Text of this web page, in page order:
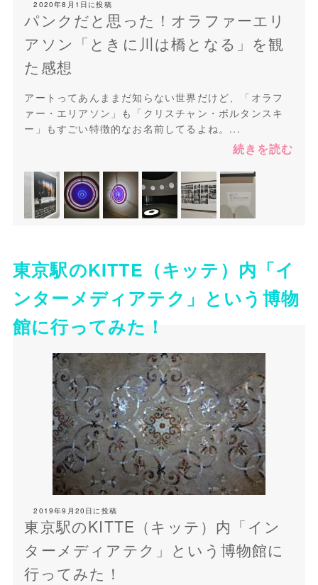
2020年8月1日 に投稿
パンクだと思った！オラファーエリ
アソン「ときに川は橋となる」を観
た感想
アートってあんままだ知らない世界だけど、「オラフ
ァー・エリアソン」も「クリスチャン・ボルタンスキ
ー」もすごい特徴的なお名前してるよね。...
続きを読む
東京駅のKITTE（キッテ）内「イ
ンターメディアテク」という博物
館に行ってみた！
2019年9月20日 に投稿
東京駅のKITTE（キッテ）内「イン
ターメディアテク」という博物館に
行ってみた！